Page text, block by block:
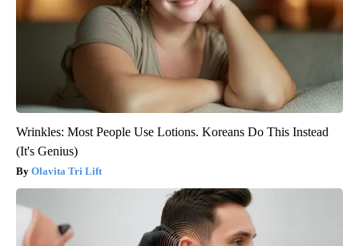
Wrinkles: Most People Use Lotions. Koreans Do This Instead
(It's Genius)
Olavita Tri Lift